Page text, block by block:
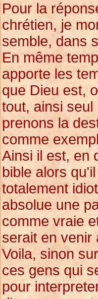
Pour la
chrétien, je
semble, dans
En même
apporte les
que Dieu est,
tout, ainsi seul
prenons la
comme
Ainsi il est, en
bible alors
totalement
absolue une
comme vraie
serait en venir
Voila, sinon
ces gens qui
pour